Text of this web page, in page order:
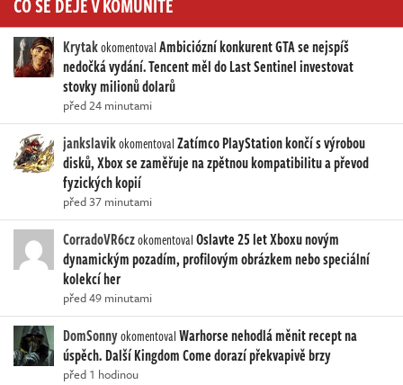
KrytakokomentovalAmbiciózní konkurent GTA se nejspíš
nedočká vydání. Tencent měl do Last Sentinel investovat
stovky milionů dolarů
před 24 minutami
jankslavikokomentovalZatímco PlayStation končí s výrobou
disků, Xbox se zaměřuje na zpětnou kompatibilitu a převod
fyzických kopií
před 37 minutami
CorradoVR6czokomentovalOslavte 25 let Xboxu novým
dynamickým pozadím, profilovým obrázkem nebo speciální
kolekcí her
před 49 minutami
DomSonnyokomentovalWarhorse nehodlá měnit recept na
úspěch. Další Kingdom Come dorazí překvapivě brzy
před 1 hodinou